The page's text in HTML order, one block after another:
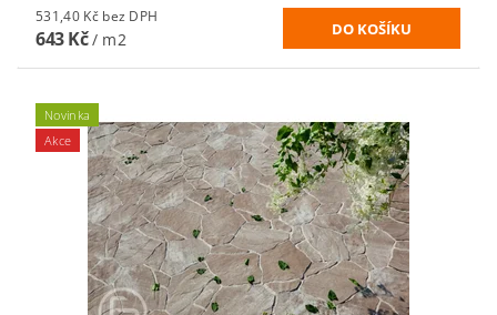
531,40 Kč bez DPH
643 Kč/ m2
Novinka
Akce